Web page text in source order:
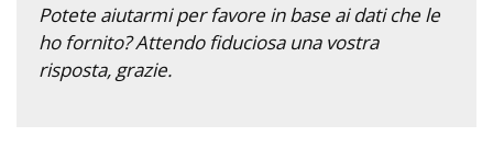
Potete aiutarmi per favore in base ai dati che le
ho fornito? Attendo fiduciosa una vostra
risposta, grazie.